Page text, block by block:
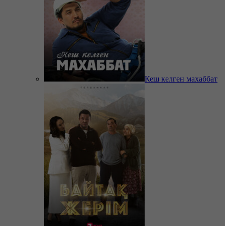
Кеш келген махаббат